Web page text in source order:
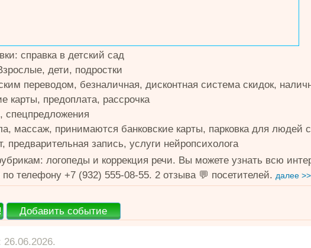
справка в детский сад
дети, подростки
переводом, безналичная, дисконтная система скидок,
карты, предоплата, рассрочка
спецпредложения
массаж, принимаются банковские карты, парковка для людей
предварительная запись, услуги нейропсихолога
логопеды и коррекция речи. Вы можете узнать всю
телефону +7 (932) 555-08-55. 2 отзыва 💬 посетителей. далее